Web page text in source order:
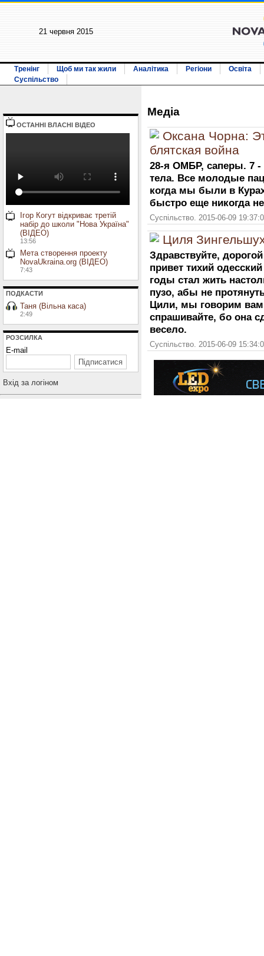
21 червня 2015
Тренінг Щоб ми так жили Аналітика Регіони
Освіта
Суспільство
ОСТАННI ВЛАСНI ВIДЕО
Ігор Когут відкриває третій
набір до школи "Нова Україна"
(ВІДЕО)
13:56
Мета створення проекту
NovaUkraina.org (ВІДЕО)
7:43
ПОДКАСТИ
Таня (Вільна каса)
2:49
РОЗСИЛКА
E-mail
Вхiд за логiном
Медiа
Оксана Чорна:
блятская война
28-я ОМБР, саперы. 7 -
тела. Все молодые
когда мы были в
быстро еще никогда
Суспільство. 2015-06-09
Циля
Здравствуйте,
привет тихий
годы стал жить
пузо, абы не
Цили, мы говорим
спрашивайте, бо она
весело.
Суспільство. 2015-06-09